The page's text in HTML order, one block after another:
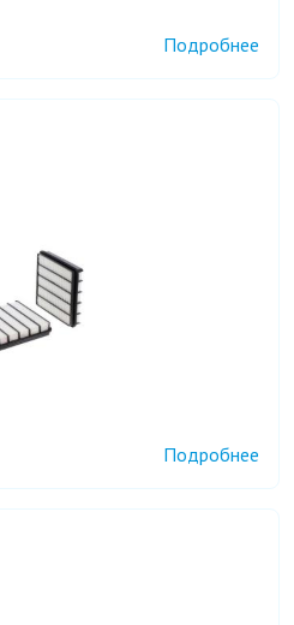
Подробнее
Подробнее